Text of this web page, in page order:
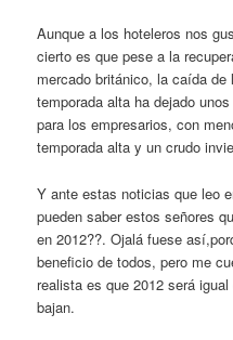
Aunque a los hoteleros nos
cierto es que pese a la
mercado británico, la caída
temporada alta ha dejado
para los empresarios, con
temporada alta y un crudo
Y ante estas noticias que leo
pueden saber estos señores
en 2012??. Ojalá fuese
beneficio de todos, pero me
realista es que 2012 será
bajan.